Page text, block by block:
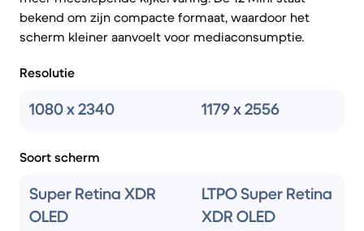
bekend om zijn compacte formaat, waardoor het
scherm kleiner aanvoelt voor mediaconsumptie.
Resolutie
1080 x 2340 1179 x 2556
Soort scherm
Super Retina XDR
OLED
LTPO Super Retina
XDR OLED